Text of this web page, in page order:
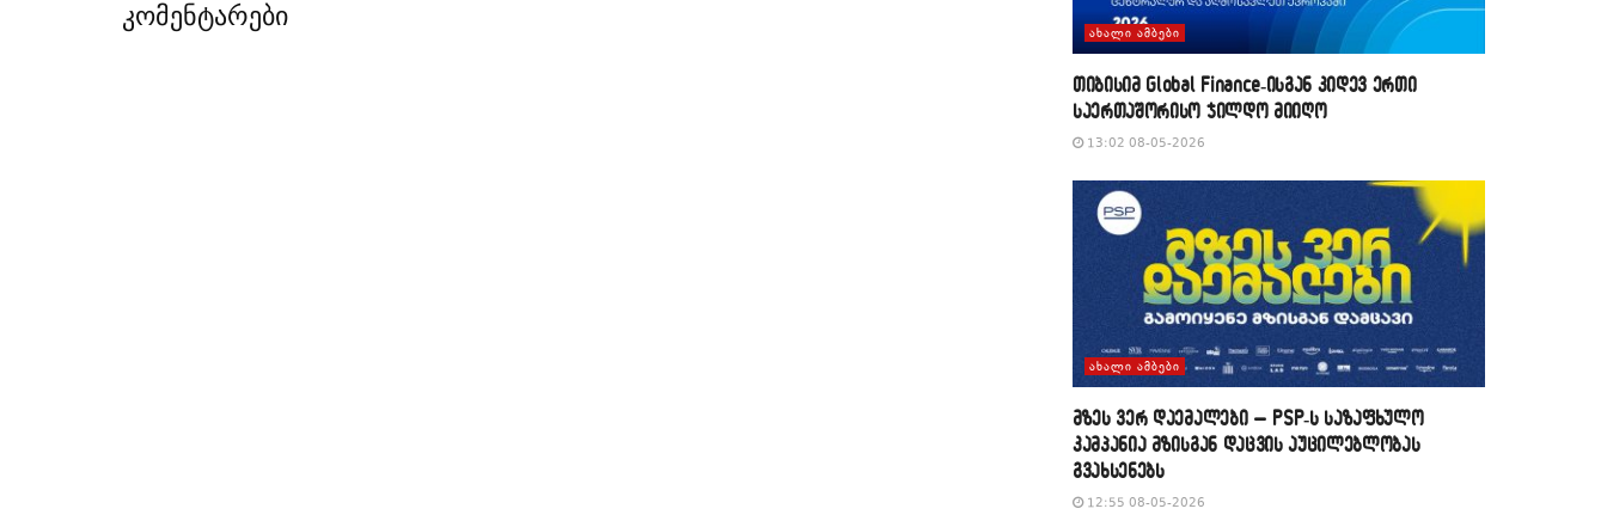
კომენტარები
ᲐᲮᲐᲚᲘ ᲐᲛᲑᲔᲑᲘ
თიბისიმ Global Finance-ისგან კიდევ ერთი
საერთაშორისო ჯილდო მიიღო
13:02 08-05-2026
ᲐᲮᲐᲚᲘ ᲐᲛᲑᲔᲑᲘ
მზეს ვერ დაემალები – PSP-ს საზაფხულო
კამპანია მზისგან დაცვის აუცილებლობას
გვახსენებს
12:55 08-05-2026